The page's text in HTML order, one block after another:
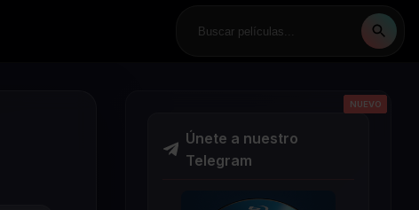
Únete a nuestro
Telegram
NUEVO
NUEVO
NUEVO
NUEVO
NUEVO